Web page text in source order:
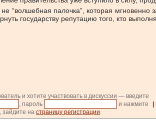
палочка”, которая мгновенно
государству репутацию того, кто
и хотите участвовать в дискуссии — введите
, пароль и нажмите
зайдите на страницу регистрации.